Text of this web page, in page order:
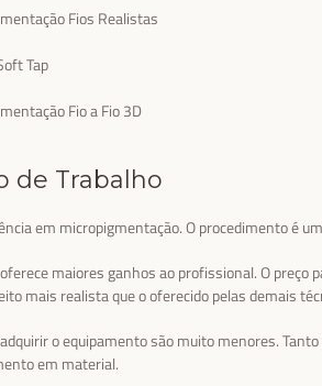
Fios Realistas
Tap
Fio a Fio 3D
de Trabalho
em micropigmentação. O procedimento é
maiores ganhos ao profissional. O preço
mais realista que o oferecido pelas demais
o equipamento são muito menores.
em material.